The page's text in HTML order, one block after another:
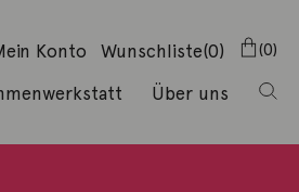
Konto (0)
Wunschliste 0
Über uns